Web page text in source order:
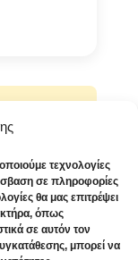
τεχνολογίες
σε πληροφορίες
θα μας επιτρέψει
όπως
σε αυτόν τον
μπορεί να
δύσκολη
απάντηση
καλύτερα
την